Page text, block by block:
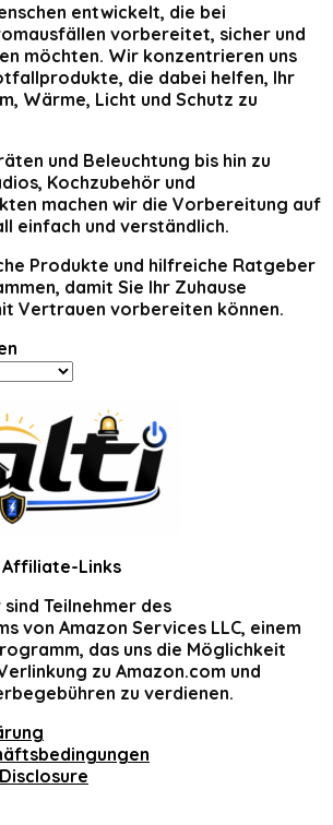
entwickelt, die bei
vorbereitet, sicher und
möchten. Wir konzentrieren uns
die dabei helfen, Ihr
Wärme, Licht und Schutz zu
und Beleuchtung bis hin zu
Kochzubehör und
machen wir die Vorbereitung auf
einfach und verständlich.
Produkte und hilfreiche Ratgeber
damit Sie Ihr Zuhause
Vertrauen vorbereiten können.
Links
sind Teilnehmer des
von Amazon Services LLC, einem
das uns die Möglichkeit
zu Amazon.com und
zu verdienen.